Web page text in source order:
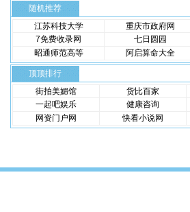
随机推荐
江苏科技大学
重庆市政府网
7免费收录网
七日圆园
昭通师范高等
阿启算命大全
顶顶排行
街拍美媚馆
货比百家
一起吧娱乐
健康咨询
网资门户网
快看小说网